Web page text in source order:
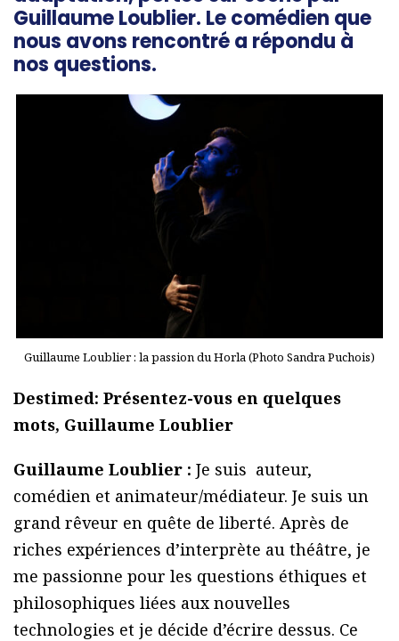
Guillaume Loublier. Le comédien que
nous avons rencontré a répondu à
nos questions.
Guillaume Loublier : la passion du Horla (Photo Sandra Puchois)
Destimed: Présentez-vous en quelques
mots, Guillaume Loublier
Guillaume Loublier : Je suis auteur,
comédien et animateur/médiateur. Je suis un
grand rêveur en quête de liberté. Après de
riches expériences d’interprète au théâtre, je
me passionne pour les questions éthiques et
philosophiques liées aux nouvelles
technologies et je décide d’écrire dessus. Ce